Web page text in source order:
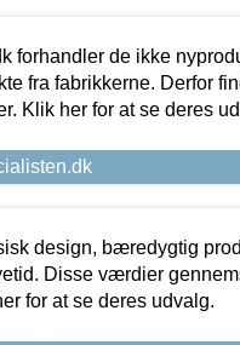
forhandler de ikke
fra fabrikkerne. Derfor
Klik her for at se deres
design, bæredygtig
Disse værdier
for at se deres udvalg.